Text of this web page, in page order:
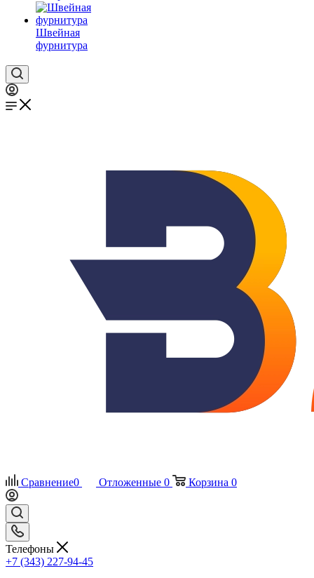
Швейная
фурнитура
Сравнение0 Отложенные 0 Корзина 0
Телефоны
+7 (343) 227-94-45